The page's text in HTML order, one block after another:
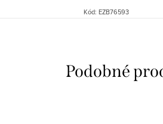
Kód: EZB76593